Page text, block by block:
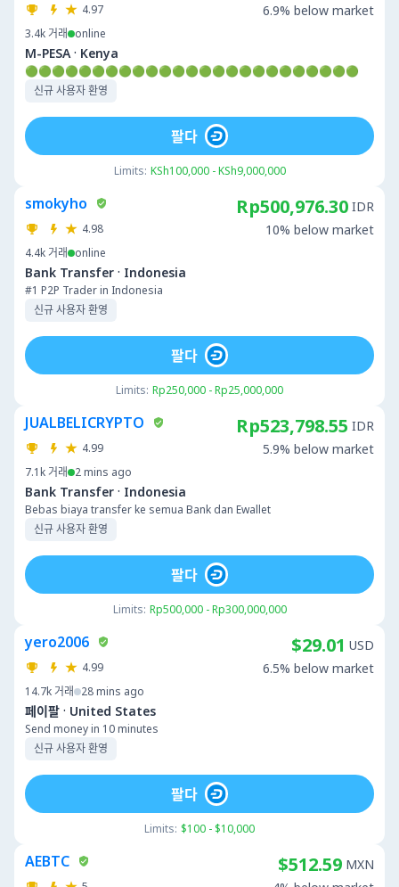
4.97
3.4k 거래 online
M-PESA · Kenya
🟢🟢🟢🟢🟢🟢🟢🟢🟢🟢🟢🟢🟢🟢🟢🟢🟢🟢🟢🟢🟢🟢🟢🟢🟢
신규 사용자 환영
6.9% below market
Limits: KSh100,000 - KSh9,000,000
팔다
smokyho
4.98
4.4k 거래 online
Bank Transfer · Indonesia
#1 P2P Trader in Indonesia
신규 사용자 환영
Rp500,976.30 IDR
10% below market
Limits: Rp250,000 - Rp25,000,000
팔다
JUALBELICRYPTO
4.99
7.1k 거래 2 mins ago
Bank Transfer · Indonesia
Bebas biaya transfer ke semua Bank dan Ewallet
신규 사용자 환영
Rp523,798.55 IDR
5.9% below market
Limits: Rp500,000 - Rp300,000,000
팔다
yero2006
4.99
14.7k 거래 28 mins ago
페이팔 · United States
Send money in 10 minutes
신규 사용자 환영
$29.01 USD
6.5% below market
Limits: $100 - $10,000
팔다
AEBTC $512.59 MXN